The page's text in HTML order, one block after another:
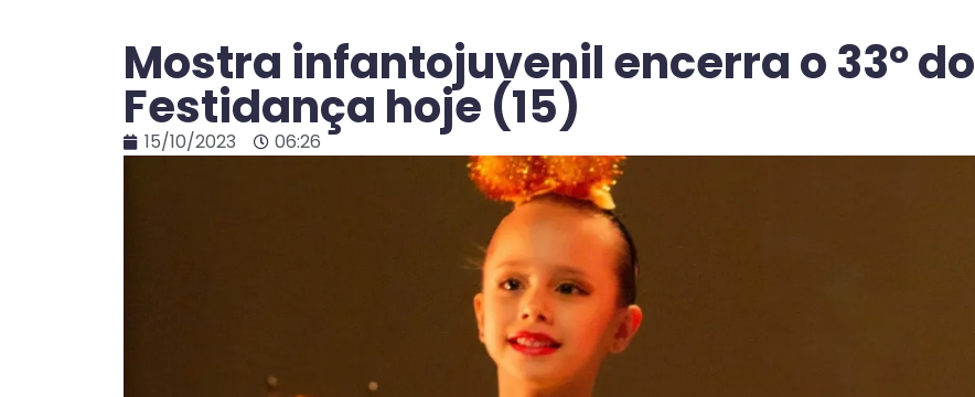
Mostra infantojuvenil encerra o 33º do
Festidança hoje (15)
15/10/2023 06:26